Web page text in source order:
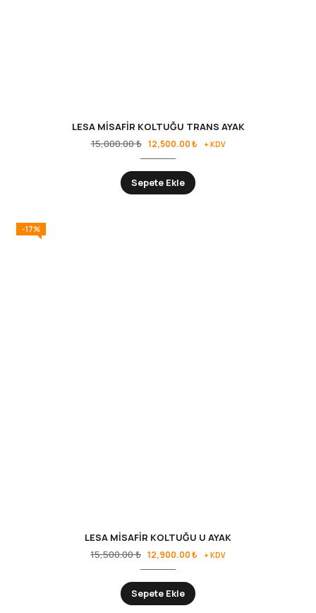
LESA MİSAFİR KOLTUĞU TRANS AYAK
15,000.00₺ 12,500.00₺ + KDV
Sepete Ekle
-17%
LESA MİSAFİR KOLTUĞU U AYAK
15,500.00₺ 12,900.00₺ + KDV
Sepete Ekle